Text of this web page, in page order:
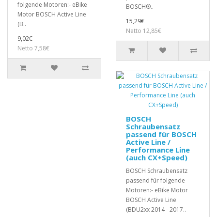
folgende Motoren:- eBike
Motor BOSCH Active Line
(B..
9,02€
Netto 7,58€
BOSCH®..
15,29€
Netto 12,85€
BOSCH
Schraubensatz
passend für BOSCH
Active Line /
Performance Line
(auch CX+Speed)
BOSCH Schraubensatz
passend für folgende
Motoren:- eBike Motor
BOSCH Active Line
(BDU2xx 2014 - 2017..